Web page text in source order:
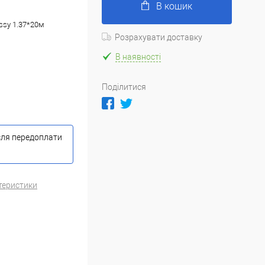
1.37*20м
передоплати
В кошик
Розрахувати доставку
В наявності
Поділитися